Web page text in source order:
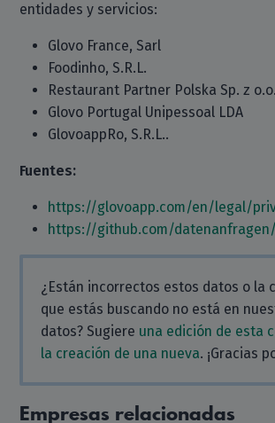
entidades y servicios:
Glovo France, Sarl
Foodinho, S.R.L.
Restaurant Partner Polska Sp. z o.o.
Glovo Portugal Unipessoal LDA
GlovoappRo, S.R.L..
Fuentes:
https://glovoapp.com/en/legal/
https://github.com/
¿Están incorrectos estos datos o la
que estás buscando no está en
datos? Sugiere una edición de esta
la creación de una nueva. ¡Gracias
Empresas relacionadas